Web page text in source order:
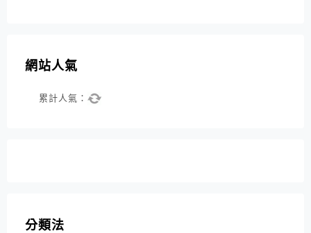
網站人氣
累計人氣：
分類法